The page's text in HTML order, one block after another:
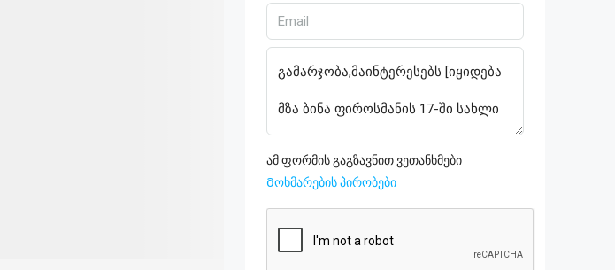
ამ ფორმის გაგზავნით ვეთანხმები
Მოხმარების პირობები